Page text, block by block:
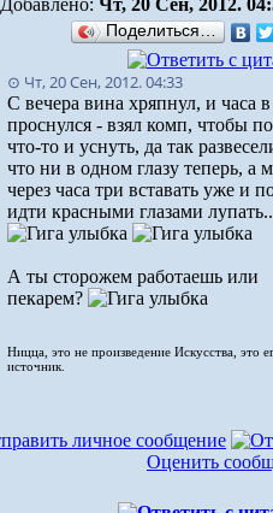
Добавлено: Чт, 20 Сен, 2012.
Поделиться…
⊙ Чт, 20 Сен, 2012. 04:33
С вечера вина хряпнул, и часа
проснулся - взял комп, чтобы
что-то и уснуть, да так
что ни в одном глазу теперь, а
через часа три вставать уже и
идти красными глазами лупать..
А ты сторожем работаешь или
пекарем?
Ницца, это не произведение Искусства, это
источник.
Оценить